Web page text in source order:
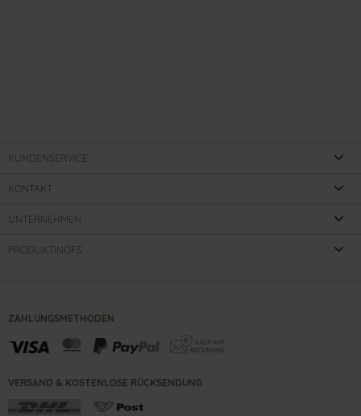
KUNDENSERVICE
KONTAKT
UNTERNEHMEN
PRODUKTINOFS
ZAHLUNGSMETHODEN
VERSAND & KOSTENLOSE RÜCKSENDUNG